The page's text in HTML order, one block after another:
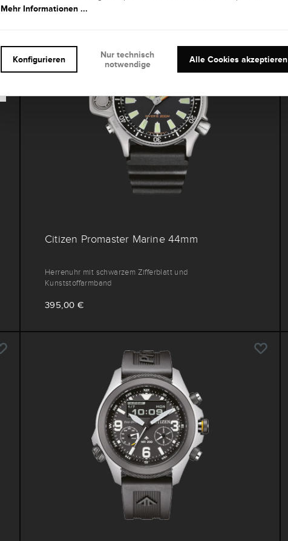
LIMITIERUNG
Citizen Promaster Marine 44mm
Herrenuhr mit schwarzem Zifferblatt und
Kunststoffarmband
395,00 €
Mehr Informationen ...
Alle Cookies akzeptieren
Konfigurieren
Nur technisch
notwendige